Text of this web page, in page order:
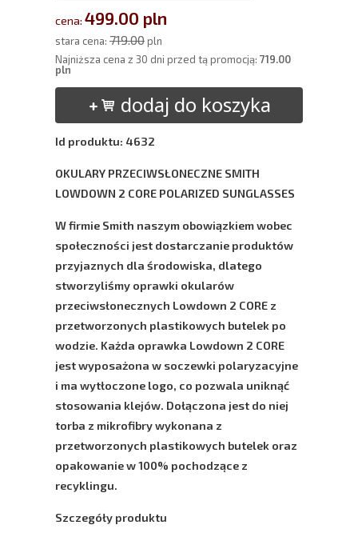
cena: 499.00 pln
stara cena: 719.00pln
Najniższa cena z 30 dni przed tą promocją: 719.00
pln
dodaj do koszyka
Id produktu: 4632
OKULARY PRZECIWSŁONECZNE SMITH
LOWDOWN 2 CORE POLARIZED SUNGLASSES
W firmie Smith naszym obowiązkiem wobec
społeczności jest dostarczanie produktów
przyjaznych dla środowiska, dlatego
stworzyliśmy oprawki okularów
przeciwsłonecznych Lowdown 2 CORE z
przetworzonych plastikowych butelek po
wodzie. Każda oprawka Lowdown 2 CORE
jest wyposażona w soczewki polaryzacyjne
i ma wytłoczone logo, co pozwala uniknąć
stosowania klejów. Dołączona jest do niej
torba z mikrofibry wykonana z
przetworzonych plastikowych butelek oraz
opakowanie w 100% pochodzące z
recyklingu.
Szczegóły produktu